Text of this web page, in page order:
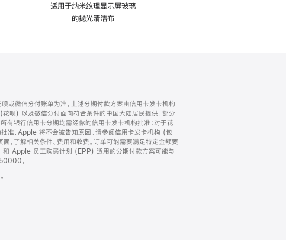
适用于纳米纹理显示屏玻璃
的抛光清洁布
或微信分付账单为准。上述分期付款方案由信用卡发卡机构
呗) 以及微信分付面向符合条件的中国大陆居民提供。部分
银行信用卡分期均需经你的信用卡发卡机构批准；对于花
准，Apple 将不会被告知原因。请参阅信用卡发卡机构 (包
，了解相关条件、费用和收费。订单可能需要满足特定金额要
和 Apple 员工购买计划 (EPP) 适用的分期付款方案可能与
。